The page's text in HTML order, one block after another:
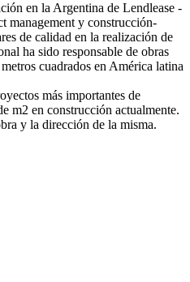
en la Argentina de Lendlease -
management y construcción-
de calidad en la realización de
ha sido responsable de obras
cuadrados en América latina
más importantes de
m2 en construcción actualmente.
y la dirección de la misma.